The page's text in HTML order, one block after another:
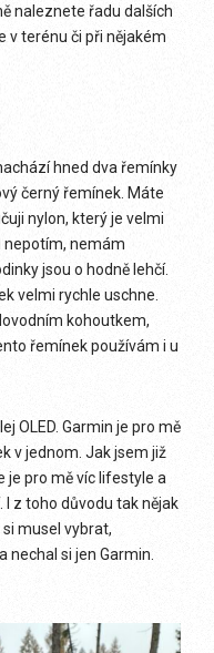
naleznete řadu dalších
v terénu či při nějakém
hned dva řemínky
černý řemínek. Máte
nylon, který je velmi
nepotím, nemám
jsou o hodně lehčí.
velmi rychle uschne.
kohoutkem,
řemínek používám i u
OLED. Garmin je pro mě
v jednom. Jak jsem již
je pro mě víc lifestyle a
z toho důvodu tak nějak
musel vybrat,
nechal si jen Garmin.